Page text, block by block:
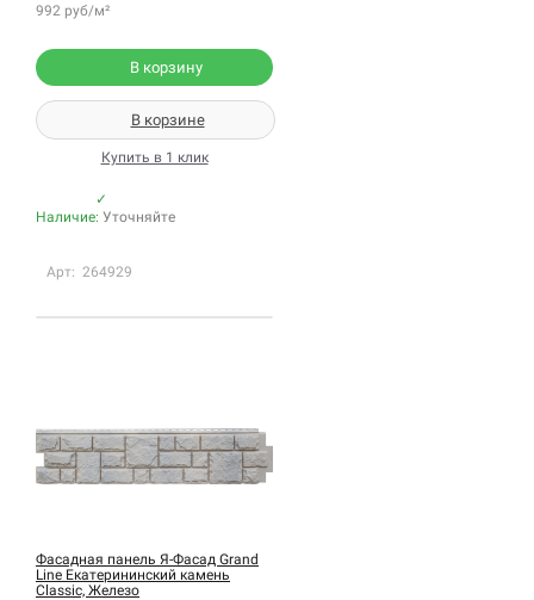
992 руб/м²
В корзину
В корзине
Купить в 1 клик
✓
Наличие: Уточняйте
Арт: 264929
Фасадная панель Я-Фасад Grand
Line Екатерининский камень
Classic, Железо